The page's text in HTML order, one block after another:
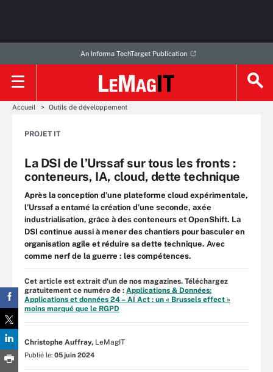
An Informa TechTarget Publication
Accueil Outils de développement
PROJET IT
La DSI de l’Urssaf sur tous les fronts :
conteneurs, IA, cloud, dette technique
Après la conception d’une plateforme cloud expérimentale,
l’Urssaf a entamé la création d’une seconde, axée
industrialisation, grâce à des conteneurs et OpenShift. La
DSI continue aussi à mener des chantiers pour basculer en
organisation agile et réduire sa dette technique. Avec
comme nerf de la guerre : les compétences.
Cet article est extrait d'un de nos magazines. Téléchargez
gratuitement ce numéro de : Applications & Données:
Applications et données 24 – AI Act : un « Brussels effect »
moins marqué que le RGPD
Christophe Auffray, LeMagIT
Publié le: 05 juin 2024